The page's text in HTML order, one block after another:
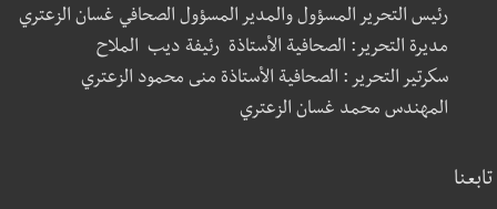
رئيس التحرير المسؤول والمدير المسؤول الصحافي غسان الزعتري
مديرة التحرير: الصحافية الأستاذة رئيفة ديب الملاح
سكرتير التحرير : الصحافية الأستاذة منى محمود الزعتري
المهندس محمد غسان الزعتري
تابعنا